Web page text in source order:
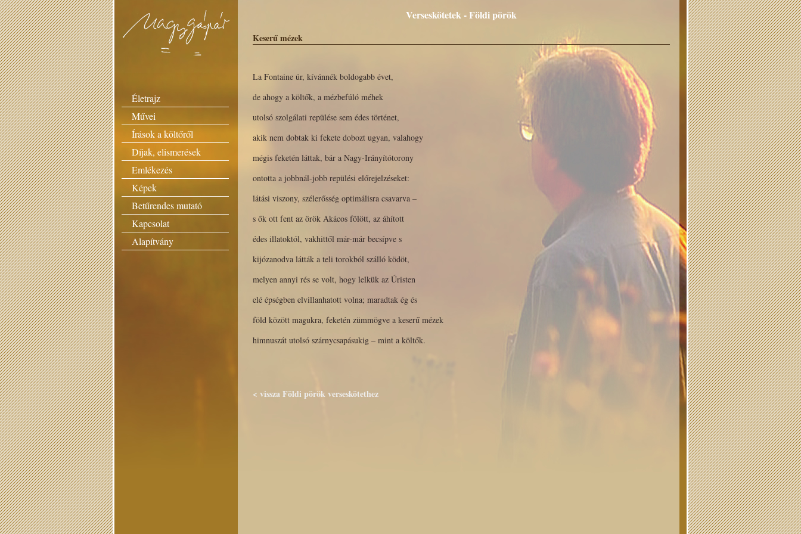
Életrajz
Művei
Írások a költőről
Díjak, elismerések
Emlékezés
Képek
Betűrendes mutató
Kapcsolat
Alapítvány
Verseskötetek - Földi pörök
Keserű mézek
La Fontaine úr, kívánnék boldogabb évet,
de ahogy a költők, a mézbefúló méhek
utolsó szolgálati repülése sem édes történet,
akik nem dobtak ki fekete dobozt ugyan, valahogy
mégis feketén láttak, bár a Nagy-Irányítótorony
ontotta a jobbnál-jobb repülési előrejelzéseket:
látási viszony, szélerősség optimálisra csavarva –
s ők ott fent az örök Akácos fölött, az áhított
édes illatoktól, vakhittől már-már becsípve s
kijózanodva látták a teli torokból szálló ködöt,
melyen annyi rés se volt, hogy lelkük az Úristen
elé épségben elvillanhatott volna; maradtak ég és
föld között magukra, feketén zümmögve a keserű mézek
himnuszát utolsó szárnycsapásukig – mint a költők.
< vissza Földi pörök verseskötethez